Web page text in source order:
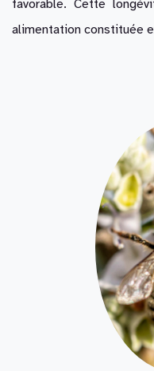
favorable. Cette
alimentation constituée